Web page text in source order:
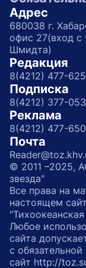
Адрес
680038 г.
офис 27(вход с
Шмидта)
Редакция
8(4212) 477-625
Подписка
8(4212) 377-
Реклама
8(4212) 477-
Почта
© 2011 –2025,
звезда"
Все права на
настоящем
Любое
сайта
с
сайт http://